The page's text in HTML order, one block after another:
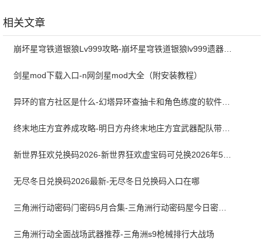
相关文章
崩坏星穹铁道银狼Lv999攻略-崩坏星穹铁道银狼lv999遗器词条带什么
剑星mod下载入口-n网剑星mod大全（附安装教程）
异环的官方社区是什么-幻塔异环查抽卡和角色练度的软件叫什么
终末地庄方宜养成攻略-明日方舟终末地庄方宜武器配队带什么
新世界狂欢兑换码2026-新世界狂欢虚宝码可兑换2026年5月最新
无尽冬日兑换码2026最新-无尽冬日兑换码入口在哪
三角洲行动密码门密码5月合集-三角洲行动密码屋今日密码大全2026最新5月
三角洲行动全面战场武器推荐-三角洲s9枪械排行大战场